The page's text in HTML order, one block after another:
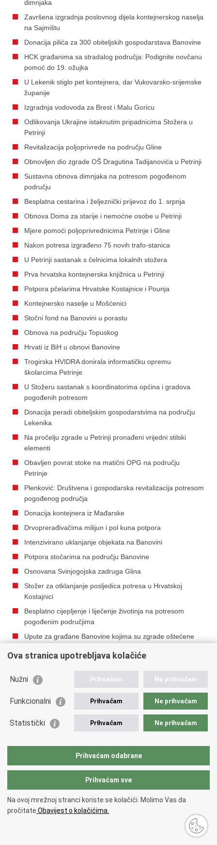
dimnjaka
Završena izgradnja poslovnog dijela kontejnerskog naselja
na Sajmištu
Donacija pilića za 300 obiteljskih gospodarstava Banovine
HCK građanima sa stradalog područja: Podignite novčanu
pomoć do 19. ožujka
U Lekenik stiglo pet kontejnera, dar Vukovarsko-srijemske
županije
Izgradnja vodovoda za Brest i Malu Goricu
Odlikovanja Ukrajine istaknutim pripadnicima Stožera u
Petrinji
Revitalizacija poljoprivrede na području Gline
Obnovljen dio zgrade OŠ Dragutina Tadijanovića u Petrinji
Sustavna obnova dimnjaka na potresom pogođenom
području
Besplatna cestarina i željeznički prijevoz do 1. srpnja
Obnova Doma za starije i nemoćne osobe u Petrinji
Mjere pomoći poljoprivrednicima Petrinje i Gline
Nakon potresa izgrađeno 75 novih trafo-stanica
U Petrinji sastanak s čelnicima lokalnih stožera
Prva hrvatska kontejnerska knjižnica u Petrinji
Potpora pčelarima Hrvatske Kostajnice i Pounja
Kontejnersko naselje u Mošćenici
Stočni fond na Banovini u porastu
Obnova na području Topuskog
Hrvati iz BiH u obnovi Banovine
Trogirska HVIDRA donirala informatičku opremu
školarcima Petrinje
U Stožeru sastanak s koordinatorima općina i gradova
pogođenih potresom
Donacija peradi obiteljskim gospodarstvima na području
Lekenika
Na pročelju zgrade u Petrinji pronađeni vrijedni stilski
elementi
Obavljen povrat stoke na matični OPG na području
Petrinje
Plenković: Društvena i gospodarska revitalizacija potresom
pogođenog područja
Donacija kontejnera iz Mađarske
Drvoprerađivačima milijun i pol kuna potpora
Intenzivirano uklanjanje objekata na Banovini
Potpora stočarima na području Banovine
Osnovana Svinjogojska zadruga Glina
Stožer za otklanjanje posljedica potresa u Hrvatskoj
Kostajnici
Besplatno cijepljenje i liječenje životinja na potresom
pogođenim područjima
Upute za građane Banovine kojima su zgrade oštećene
Crveni križ počinje s podjelom novčane pomoći
I dalje besplatna cestarina na autocesti Zagreb-Sisak
Mikro poduzetnicima iz Sisačko-moslavačke županije do
30.000 kuna za saniranje posljedica potresa
Nacionalna naknada za starije stanovnike Banovine
Stožer poziva nezaposlene i umirovljene inženjere na
Banovinu
Ministri Ćorić i Aladrović u Sisku pozvali poduzetnike da
iskoriste mjere za pomoć
U Mečenčanima 88 urušnih vrtača
Dovršetak autoceste Zagreb-Sisak za dvije i pol godine
Ova stranica upotrebljava kolačiće
Nužni Prihvaćam Ne prihvaćam
Funkcionalni Prihvaćam Ne prihvaćam
Statistički Prihvaćam Ne prihvaćam
Prihvaćam odabrane
Prihvaćam sve
Na ovoj mrežnoj stranci koriste se kolačići. Molimo Vas da
pročitate Obavijest o kolačićima.